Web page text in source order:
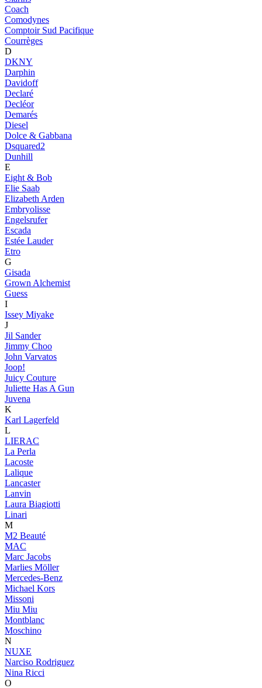
Coach
Comodynes
Comptoir Sud Pacifique
Courrèges
D
DKNY
Darphin
Davidoff
Declaré
Decléor
Demarés
Diesel
Dolce & Gabbana
Dsquared2
Dunhill
E
Eight & Bob
Elie Saab
Elizabeth Arden
Embryolisse
Engelsrufer
Escada
Estée Lauder
Etro
G
Gisada
Grown Alchemist
Guess
I
Issey Miyake
J
Jil Sander
Jimmy Choo
John Varvatos
Joop!
Juicy Couture
Juliette Has A Gun
Juvena
K
Karl Lagerfeld
L
LIERAC
La Perla
Lacoste
Lalique
Lancaster
Lanvin
Laura Biagiotti
Linari
M
M2 Beauté
MAC
Marc Jacobs
Marlies Möller
Mercedes-Benz
Michael Kors
Missoni
Miu Miu
Montblanc
Moschino
N
NUXE
Narciso Rodriguez
Nina Ricci
O